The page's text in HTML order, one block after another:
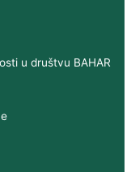
u društvu BAHAR